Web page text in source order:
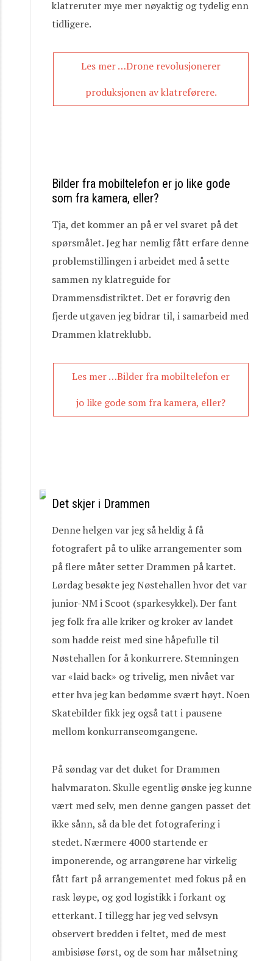
klatreruter mye mer nøyaktig og tydelig enn
tidligere.
Les mer …Drone revolusjonerer
produksjonen av klatreførere.
Bilder fra mobiltelefon er jo like gode
som fra kamera, eller?
Tja, det kommer an på er vel svaret på det
spørsmålet. Jeg har nemlig fått erfare denne
problemstillingen i arbeidet med å sette
sammen ny klatreguide for
Drammensdistriktet. Det er forøvrig den
fjerde utgaven jeg bidrar til, i samarbeid med
Drammen klatreklubb.
Les mer …Bilder fra mobiltelefon er
jo like gode som fra kamera, eller?
Det skjer i Drammen
Denne helgen var jeg så heldig å få
fotografert på to ulike arrangementer som
på flere måter setter Drammen på kartet.
Lørdag besøkte jeg Nøstehallen hvor det var
junior-NM i Scoot (sparkesykkel). Der fant
jeg folk fra alle kriker og kroker av landet
som hadde reist med sine håpefulle til
Nøstehallen for å konkurrere. Stemningen
var «laid back» og trivelig, men nivået var
etter hva jeg kan bedømme svært høyt. Noen
Skatebilder fikk jeg også tatt i pausene
mellom konkurranseomgangene.
På søndag var det duket for Drammen
halvmaraton. Skulle egentlig ønske jeg kunne
vært med selv, men denne gangen passet det
ikke sånn, så da ble det fotografering i
stedet. Nærmere 4000 startende er
imponerende, og arrangørene har virkelig
fått fart på arrangementet med fokus på en
rask løype, og god logistikk i forkant og
etterkant. I tillegg har jeg ved selvsyn
observert bredden i feltet, med de mest
ambisiøse først, og de som har målsetning